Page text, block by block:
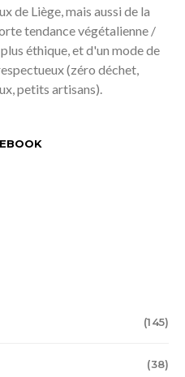
de Liège, mais aussi de la
tendance végétalienne /
éthique, et d'un mode de
(zéro déchet,
petits artisans).
(145)
(38)